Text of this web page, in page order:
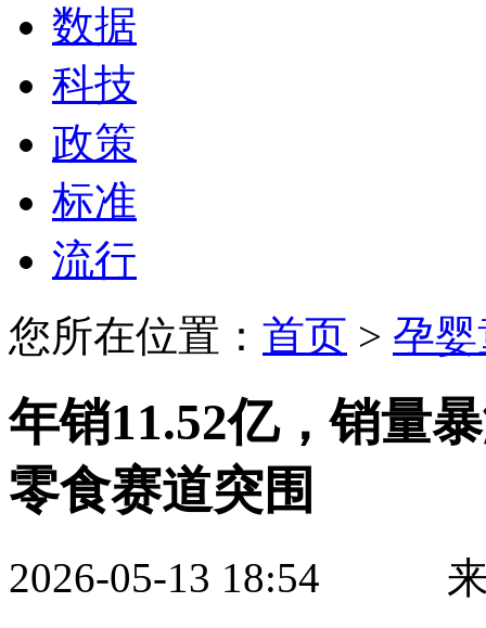
数据
科技
政策
标准
流行
您所在位置： 首页 > 孕
年销11.52亿，销量
零食赛道突围
2026-05-13 18:54 来